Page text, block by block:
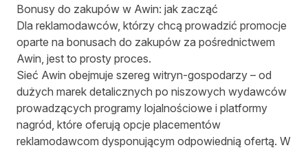
Bonusy do zakupów w Awin: jak zacząć
Dla reklamodawców, którzy chcą prowadzić promocje
oparte na bonusach do zakupów za pośrednictwem
Awin, jest to prosty proces.
Sieć Awin obejmuje szereg witryn-gospodarzy – od
dużych marek detalicznych po niszowych wydawców
prowadzących programy lojalnościowe i platformy
nagród, które oferują opcje placementów
reklamodawcom dysponującym odpowiednią ofertą. W